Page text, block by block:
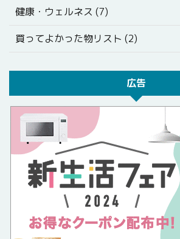
健康・ウェルネス (7)
買ってよかった物リスト (2)
広告